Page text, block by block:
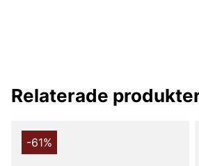
Relaterade
-61%